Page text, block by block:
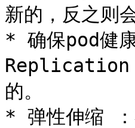
新的，反之则
* 确保pod健
Replication
的。
* 弹性伸缩 ：